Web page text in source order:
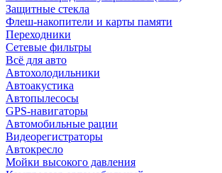
Защитные стекла
Флеш-накопители и карты памяти
Переходники
Сетевые фильтры
Всё для авто
Автохолодильники
Автоакустика
Автопылесосы
GPS-навигаторы
Автомобильные рации
Видеорегистраторы
Автокресло
Мойки высокого давления